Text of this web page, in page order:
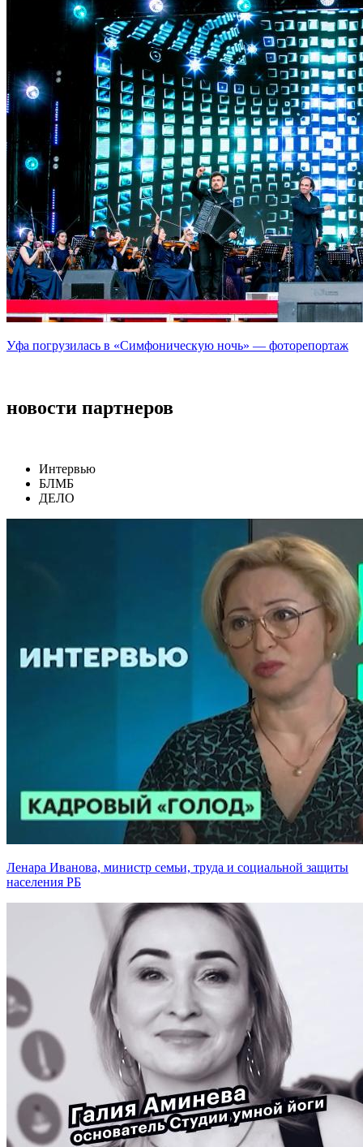
Уфа погрузилась в «Симфоническую ночь» — фоторепортаж
новости партнеров
Интервью
БЛМБ
ДЕЛО
Ленара Иванова, министр семьи, труда и социальной защиты
населения РБ